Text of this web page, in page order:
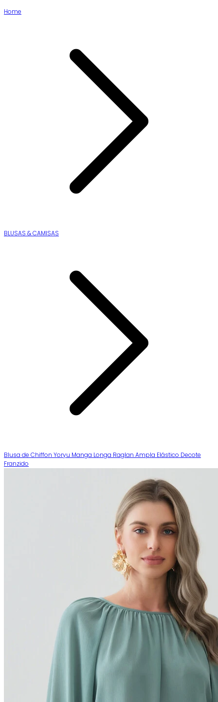
Home
BLUSAS & CAMISAS
Blusa de Chiffon Yoryu Manga Longa Raglan Ampla Elástico Decote
Franzido